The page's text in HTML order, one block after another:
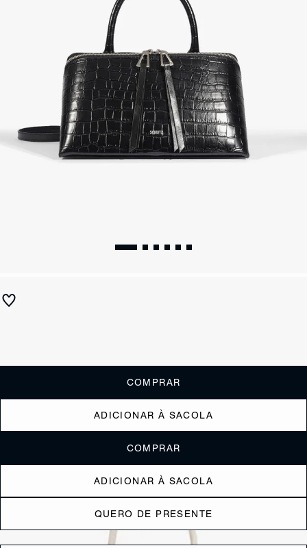
COMPRAR
ADICIONAR À SACOLA
COMPRAR
ADICIONAR À SACOLA
QUERO DE PRESENTE
Verificar disponibilidade nas lojas próximas a você